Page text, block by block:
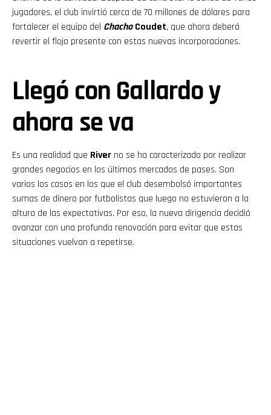
jugadores, el club invirtió cerca de 70 millones de dólares para
fortalecer el equipo del ChachoCoudet, que ahora deberá
revertir el flojo presente con estas nuevas incorporaciones.
Llegó con Gallardo y
ahora se va
Es una realidad que River no se ha caracterizado por realizar
grandes negocios en los últimos mercados de pases. Son
varios los casos en los que el club desembolsó importantes
sumas de dinero por futbolistas que luego no estuvieron a la
altura de las expectativas. Por eso, la nueva dirigencia decidió
avanzar con una profunda renovación para evitar que estas
situaciones vuelvan a repetirse.